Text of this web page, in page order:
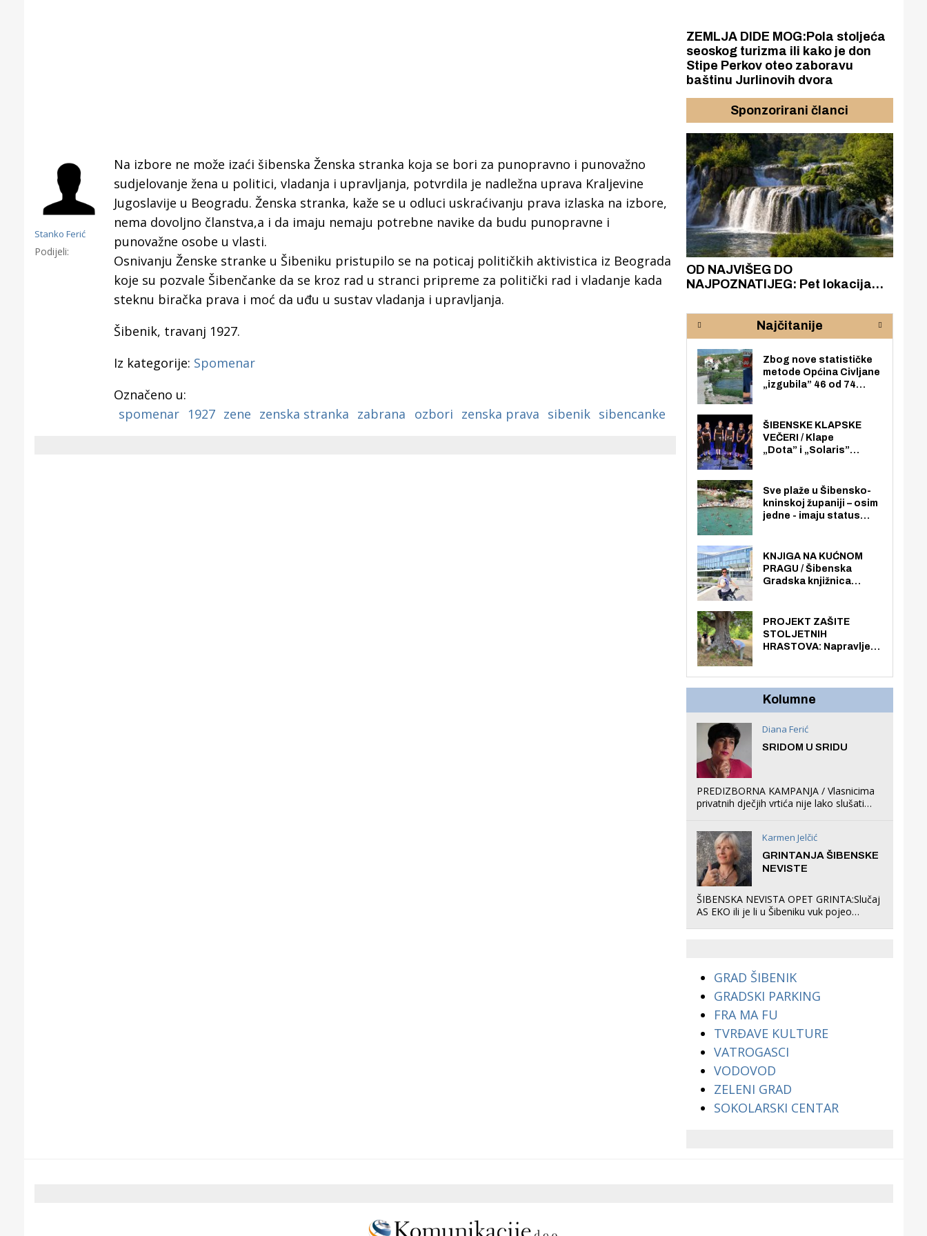
Stanko Ferić
Podijeli:
Na izbore ne može izaći šibenska Ženska stranka koja se bori za punopravno i punovažno
sudjelovanje žena u politici, vladanja i upravljanja, potvrdila je nadležna uprava Kraljevine
Jugoslavije u Beogradu. Ženska stranka, kaže se u odluci uskraćivanju prava izlaska na izbore,
nema dovoljno članstva,a i da imaju nemaju potrebne navike da budu punopravne i
punovažne osobe u vlasti.
Osnivanju Ženske stranke u Šibeniku pristupilo se na poticaj političkih aktivistica iz Beograda
koje su pozvale Šibenčanke da se kroz rad u stranci pripreme za politički rad i vladanje kada
steknu biračka prava i moć da uđu u sustav vladanja i upravljanja.
Šibenik, travanj 1927.
Iz kategorije: Spomenar
Označeno u:
spomenar 1927 zene zenska stranka zabrana ozbori zenska prava sibenik sibencanke
ZEMLJA DIDE MOG:Pola stoljeća
seoskog turizma ili kako je don
Stipe Perkov oteo zaboravu
baštinu Jurlinovih dvora
Sponzorirani članci
Gornji tok Krke iz prve ruke -
Otkrijte hostel Titius u
edukativnom kampusu NP Krka u
Šibenik spreman za dolazak
električnih autobusa: izgrađeno
12 punionica na kolodvoru
OD NAJVIŠEG DO
NAJPOZNATIJEG: Pet lokacija
rijeke Krke
Najčitanije
Zbog nove statističke
metode Općina Civljane
„izgubila” 46 od 74
nego radno sposobnih
osoba među svojih 170
stanovnika.
ŠIBENSKE KLAPSKE
VEČERI / Klape
„Dota” i „Solaris”
loži
Sve plaže u Šibensko-
kninskoj županiji – osim
jedne - imaju status
općoj upotrebi. Pristup
je slobodan i besplatan
za sve građane i
KNJIGA NA KUĆNOM
PRAGU / Šibenska
Gradska knjižnica
knjiga na kućnu adresu
električnim biciklom.
PROJEKT ZAŠITE
STOLJETNIH
HRASTOVA: Napravljen
Kolumne
Diana Ferić
SRIDOM U SRIDU
PREDIZBORNA KAMPANJA / Vlasnicima
privatnih dječjih vrtića nije lako slušati
što oni rade u Šibeniku ne postoji
Karmen Jelčić
GRINTANJA ŠIBENSKE
NEVISTE
ŠIBENSKA NEVISTA OPET GRINTA:Slučaj
AS EKO ili je li u Šibeniku vuk pojeo
GRAD ŠIBENIK
GRADSKI PARKING
FRA MA FU
TVRĐAVE KULTURE
VATROGASCI
VODOVOD
ZELENI GRAD
SOKOLARSKI CENTAR